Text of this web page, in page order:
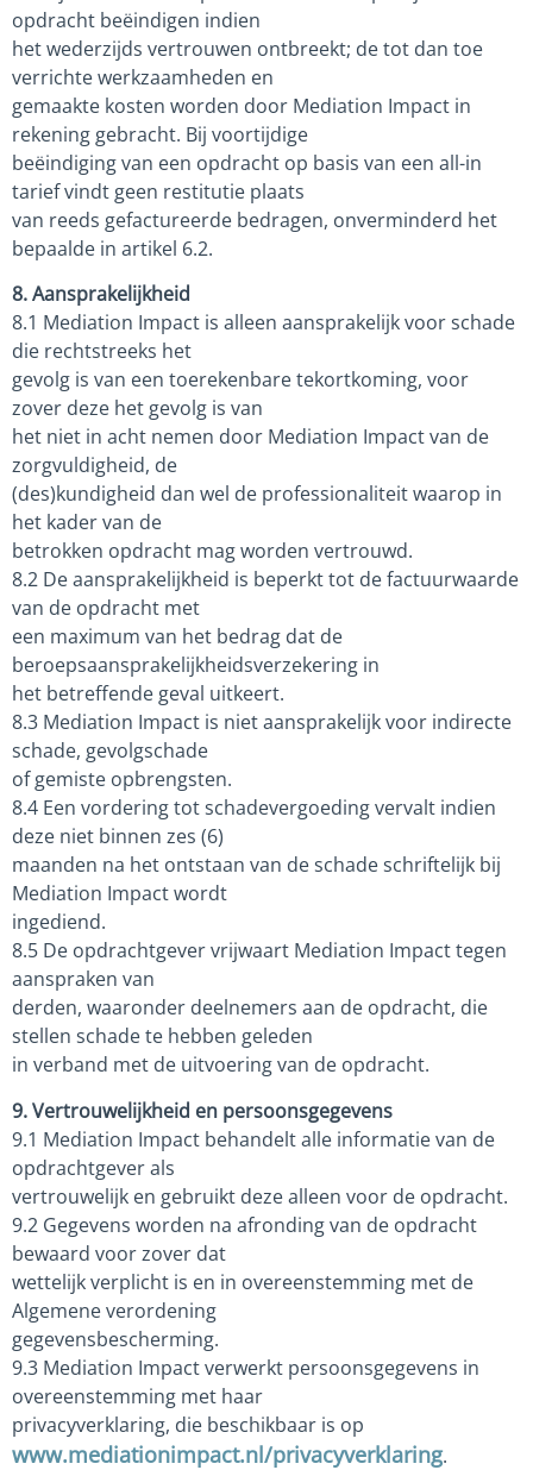
opdracht beëindigen indien
het wederzijds vertrouwen ontbreekt; de tot dan toe
verrichte werkzaamheden en
gemaakte kosten worden door Mediation Impact in
rekening gebracht. Bij voortijdige
beëindiging van een opdracht op basis van een all-in
tarief vindt geen restitutie plaats
van reeds gefactureerde bedragen, onverminderd het
bepaalde in artikel 6.2.
8. Aansprakelijkheid
8.1 Mediation Impact is alleen aansprakelijk voor schade
die rechtstreeks het
gevolg is van een toerekenbare tekortkoming, voor
zover deze het gevolg is van
het niet in acht nemen door Mediation Impact van de
zorgvuldigheid, de
(des)kundigheid dan wel de professionaliteit waarop in
het kader van de
betrokken opdracht mag worden vertrouwd.
8.2 De aansprakelijkheid is beperkt tot de factuurwaarde
van de opdracht met
een maximum van het bedrag dat de
beroepsaansprakelijkheidsverzekering in
het betreffende geval uitkeert.
8.3 Mediation Impact is niet aansprakelijk voor indirecte
schade, gevolgschade
of gemiste opbrengsten.
8.4 Een vordering tot schadevergoeding vervalt indien
deze niet binnen zes (6)
maanden na het ontstaan van de schade schriftelijk bij
Mediation Impact wordt
ingediend.
8.5 De opdrachtgever vrijwaart Mediation Impact tegen
aanspraken van
derden, waaronder deelnemers aan de opdracht, die
stellen schade te hebben geleden
in verband met de uitvoering van de opdracht.
9. Vertrouwelijkheid en persoonsgegevens
9.1 Mediation Impact behandelt alle informatie van de
opdrachtgever als
vertrouwelijk en gebruikt deze alleen voor de opdracht.
9.2 Gegevens worden na afronding van de opdracht
bewaard voor zover dat
wettelijk verplicht is en in overeenstemming met de
Algemene verordening
gegevensbescherming.
9.3 Mediation Impact verwerkt persoonsgegevens in
overeenstemming met haar
privacyverklaring, die beschikbaar is op
www.mediationimpact.nl/privacyverklaring.